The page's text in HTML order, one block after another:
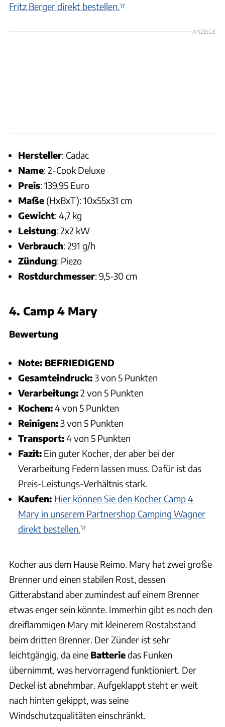
Fritz Berger direkt bestellen.
ANZEIGE
Hersteller: Cadac
Name: 2-Cook Deluxe
Preis: 139,95 Euro
Maße (HxBxT): 10x55x31 cm
Gewicht: 4,7 kg
Leistung: 2x2 kW
Verbrauch: 291 g/h
Zündung: Piezo
Rostdurchmesser: 9,5-30 cm
4. Camp 4 Mary
Bewertung
Note: BEFRIEDIGEND
Gesamteindruck:3 von 5 Punkten
Verarbeitung:2 von 5 Punkten
Kochen:4 von 5 Punkten
Reinigen:3 von 5 Punkten
Transport:4 von 5 Punkten
Fazit: Ein guter Kocher, der aber bei der
Verarbeitung Federn lassen muss. Dafür ist das
Preis-Leistungs-Verhältnis stark.
Kaufen: Hier können Sie den Kocher Camp 4
Mary in unserem Partnershop Camping Wagner
direkt bestellen.
Kocher aus dem Hause Reimo. Mary hat zwei große
Brenner und einen stabilen Rost, dessen
Gitterabstand aber zumindest auf einem Brenner
etwas enger sein könnte. Immerhin gibt es noch den
dreiflammigen Mary mit kleinerem Rostabstand
beim dritten Brenner. Der Zünder ist sehr
leichtgängig, da eine Batteriedas Funken
übernimmt, was hervorragend funktioniert. Der
Deckel ist abnehmbar. Aufgeklappt steht er weit
nach hinten gekippt, was seine
Windschutzqualitäten einschränkt.